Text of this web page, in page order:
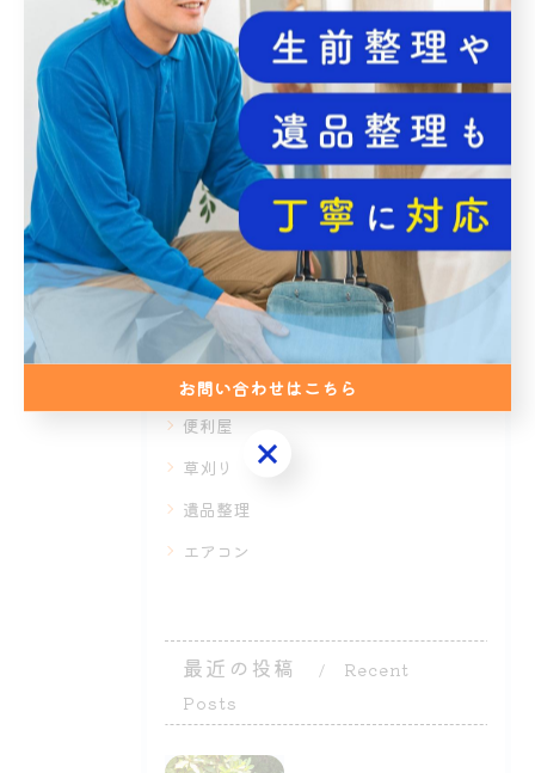
関連タグ
#名古屋市
カテゴリー Categories
全てのカテゴリー
生前整理
便利屋
草刈り
遺品整理
エアコン
最近の投稿
Recent
Posts
お問い合わせはこちら
お問い合わせはこちら